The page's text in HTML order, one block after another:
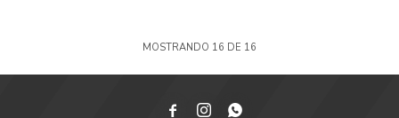
MOSTRANDO 16 DE 16
  